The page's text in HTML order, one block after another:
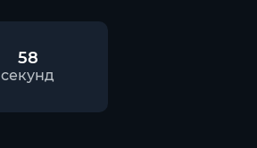
57
секунд